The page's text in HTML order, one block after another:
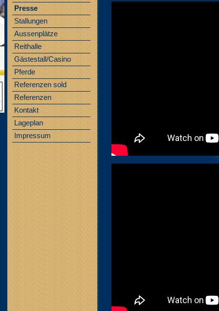
Presse
Stallungen
Aussenplätze
Reithalle
Gästestall/Casino
Pferde
Referenzen sold
Referenzen
Kontakt
Lageplan
Impressum